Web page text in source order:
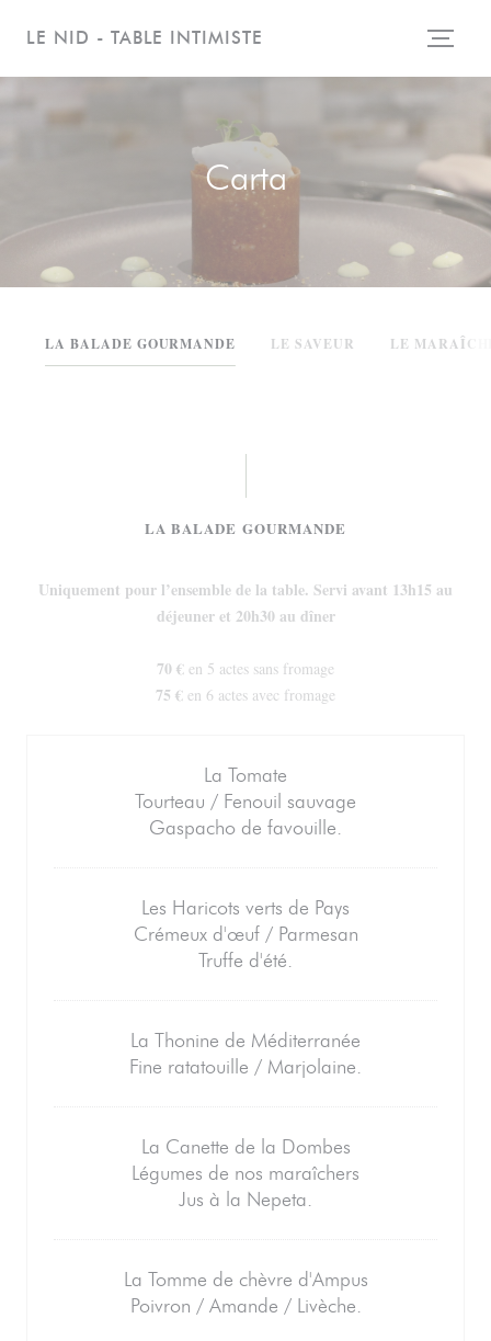
LE NID - TABLE INTIMISTE
Carta
LA BALADE GOURMANDE LE SAVEUR LE
LA BALADE GOURMANDE
Uniquement pour l’ensemble de la table. Servi avant 13h15 au
déjeuner et 20h30 au dîner
70 € en 5 actes sans fromage
75 € en 6 actes avec fromage
La Tomate
Tourteau / Fenouil sauvage
Gaspacho de favouille.
Les Haricots verts de Pays
Crémeux d'œuf / Parmesan
Truffe d'été.
La Thonine de Méditerranée
Fine ratatouille / Marjolaine.
La Canette de la Dombes
Légumes de nos maraîchers
Jus à la Nepeta.
La Tomme de chèvre d'Ampus
Poivron / Amande / Livèche.